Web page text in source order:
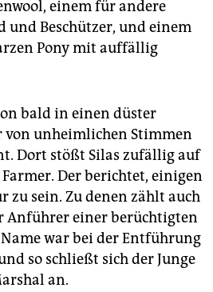
einem für andere
und Beschützer, und einem
Pony mit auffällig
bald in einen düster
von unheimlichen Stimmen
Dort stößt Silas zufällig auf
Der berichtet, einigen
zu sein. Zu denen zählt auch
Anführer einer berüchtigten
war bei der Entführung
so schließt sich der Junge
an.